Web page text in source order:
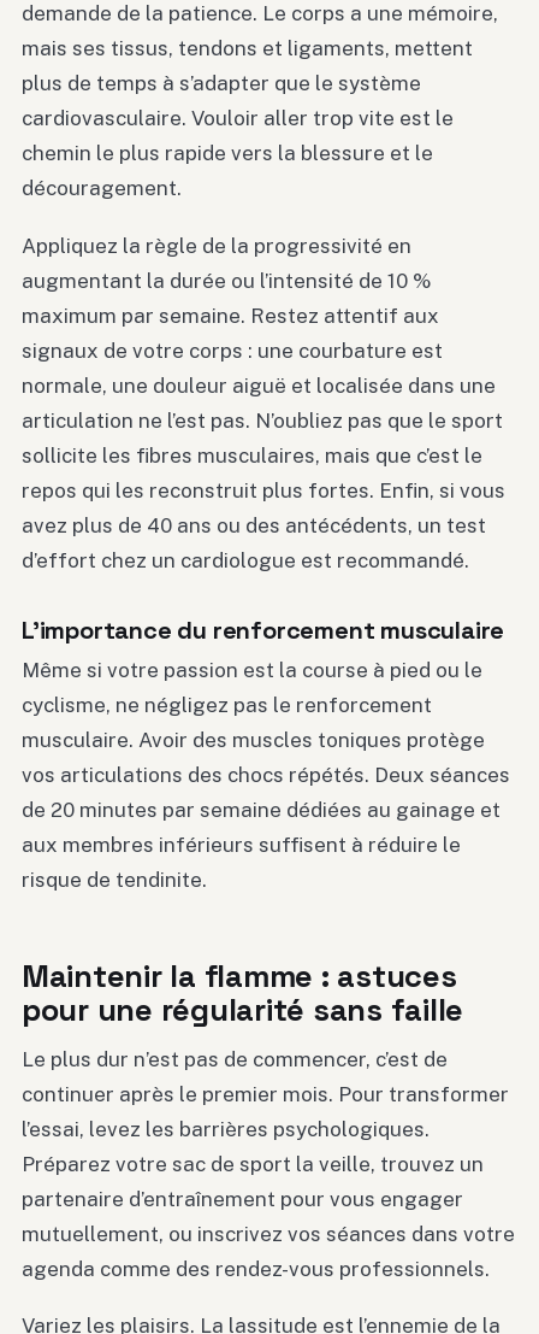
demande de la patience. Le corps a une mémoire,
mais ses tissus, tendons et ligaments, mettent
plus de temps à s’adapter que le système
cardiovasculaire. Vouloir aller trop vite est le
chemin le plus rapide vers la blessure et le
découragement.
Appliquez la règle de la progressivité en
augmentant la durée ou l’intensité de 10 %
maximum par semaine. Restez attentif aux
signaux de votre corps : une courbature est
normale, une douleur aiguë et localisée dans une
articulation ne l’est pas. N’oubliez pas que le sport
sollicite les fibres musculaires, mais que c’est le
repos qui les reconstruit plus fortes. Enfin, si vous
avez plus de 40 ans ou des antécédents, un test
d’effort chez un cardiologue est recommandé.
L’importance du renforcement musculaire
Même si votre passion est la course à pied ou le
cyclisme, ne négligez pas le renforcement
musculaire. Avoir des muscles toniques protège
vos articulations des chocs répétés. Deux séances
de 20 minutes par semaine dédiées au gainage et
aux membres inférieurs suffisent à réduire le
risque de tendinite.
Maintenir la flamme : astuces
pour une régularité sans faille
Le plus dur n’est pas de commencer, c’est de
continuer après le premier mois. Pour transformer
l’essai, levez les barrières psychologiques.
Préparez votre sac de sport la veille, trouvez un
partenaire d’entraînement pour vous engager
mutuellement, ou inscrivez vos séances dans votre
agenda comme des rendez-vous professionnels.
Variez les plaisirs. La lassitude est l’ennemie de la